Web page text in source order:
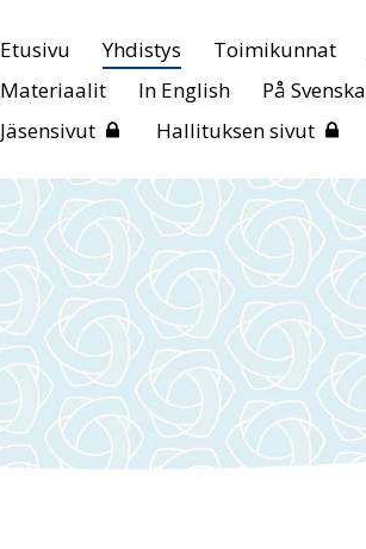
Etusivu Yhdistys Toimikunnat
Materiaalit
In English På Svenska
Jäsensivut
Hallituksen sivut